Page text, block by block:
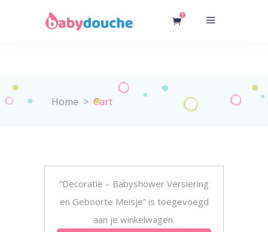
1
Home > Cart
“Decoratie – Babyshower Versiering
en Geboorte Meisje” is toegevoegd
aan je winkelwagen.